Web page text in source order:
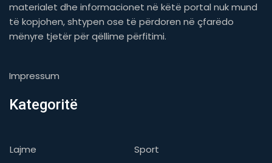
materialet dhe informacionet në këtë portal nuk mund
të kopjohen, shtypen ose të përdoren në çfarëdo
mënyre tjetër për qëllime përfitimi.
Impressum
Kategoritë
Lajme
Sport